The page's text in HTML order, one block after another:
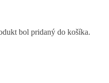
bol pridaný do košíka.